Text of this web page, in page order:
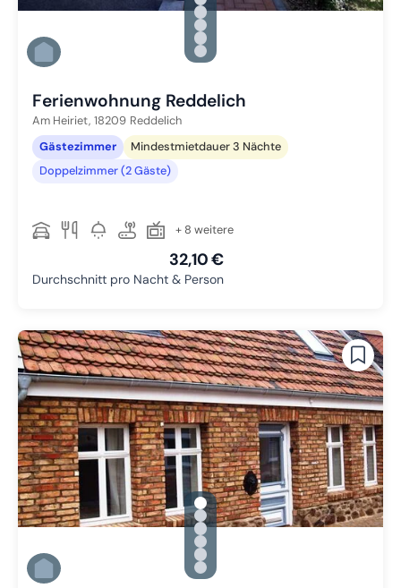
Zu Slide 2 wechseln
Zu Slide 3 wechseln
Zu Slide 4 wechseln
Zu Slide 5 wechseln
Zu Slide 6 wechseln
Ferienwohnung Reddelich
Am Heiriet, 18209 Reddelich
Gästezimmer
Mindestmietdauer 3 Nächte
Doppelzimmer (2 Gäste)
+ 8 weitere
32,10 €
Durchschnitt pro Nacht & Person
gallery.slide_selector
Zu Slide 1 wechseln
Zu Slide 2 wechseln
Zu Slide 3 wechseln
Zu Slide 4 wechseln
Zu Slide 5 wechseln
Zu Slide 6 wechseln